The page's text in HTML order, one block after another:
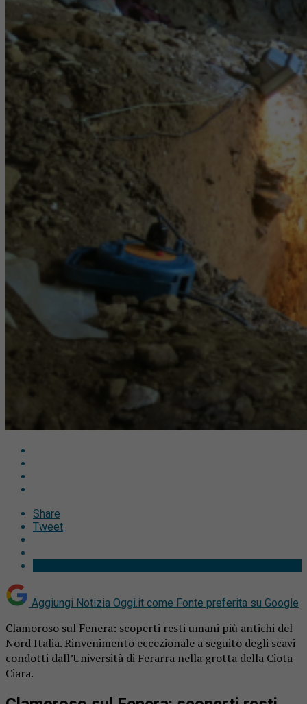
Share
Tweet
Aggiungi Notizia Oggi.it come Fonte preferita su Google
Clamoroso sul Fenera: scoperti resti umani più antichi del
Nord Italia. Rinvenimento eccezionale a seguito degli scavi
condotti dall’Università di Ferarra nella grotta della Ciota
Ciara.